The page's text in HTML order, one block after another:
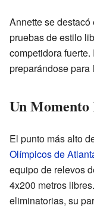
Annette se
pruebas de estilo
competidora
preparándose para
Un Momento
El punto más alto
Olímpicos de
equipo de relevos
4x200 metros
eliminatorias, su